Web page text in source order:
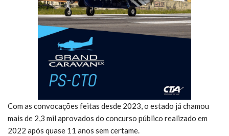
Com as convocações feitas desde 2023, o estado já chamou
mais de 2,3 mil aprovados do concurso público realizado em
2022 após quase 11 anos sem certame.